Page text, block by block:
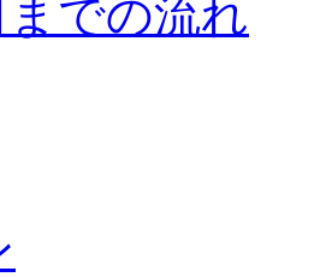
での流れ